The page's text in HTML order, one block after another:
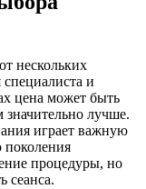
нескольких
и
цена может быть
значительно лучше.
играет важную
поколения
процедуры, но
сеанса.